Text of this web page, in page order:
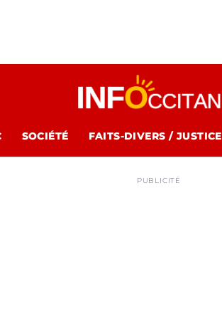
SOCIÉTÉ FAITS-DIVERS / JUSTICE
PUBLICITÉ